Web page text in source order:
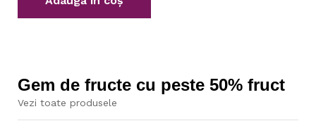
Gem de fructe cu peste 50% fruct
Vezi toate produsele